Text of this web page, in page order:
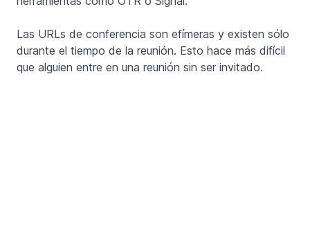
Las URLs de conferencia son efímeras y existen sólo
durante el tiempo de la reunión. Esto hace más difícil
que alguien entre en una reunión sin ser invitado.